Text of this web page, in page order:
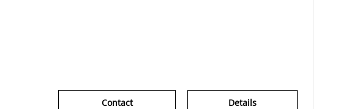
Details
Contact